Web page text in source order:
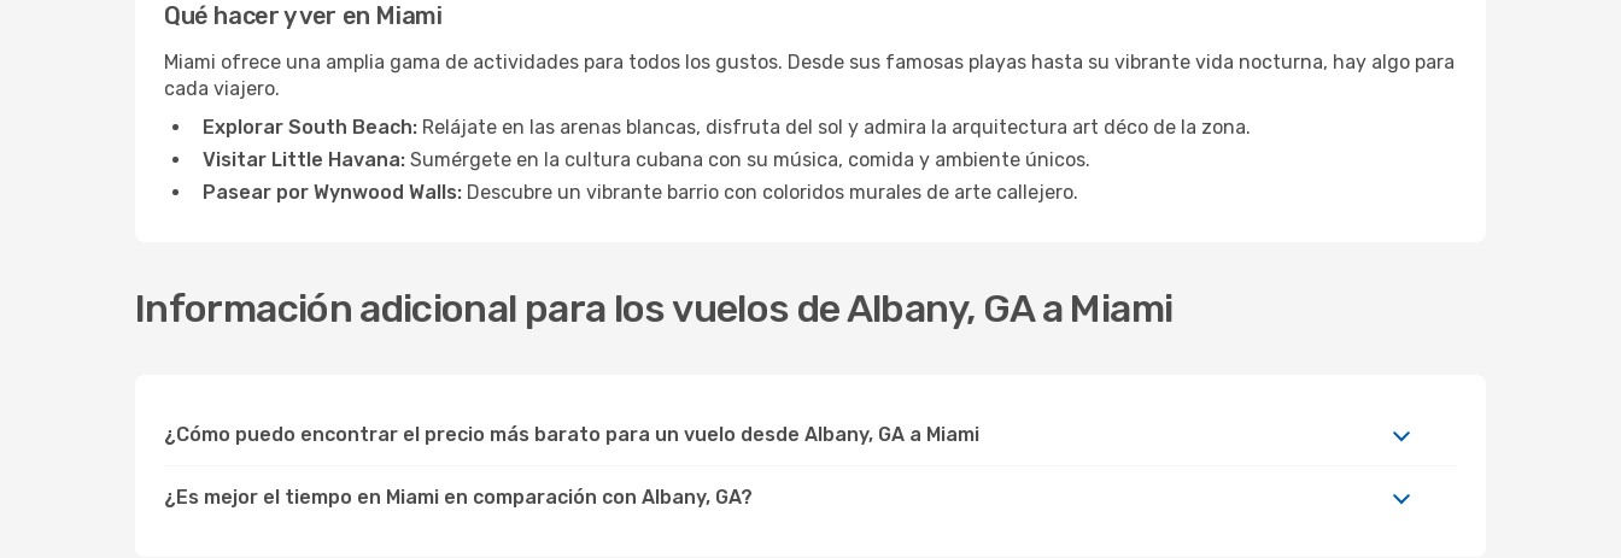
Qué hacer y ver en Miami
Miami ofrece una amplia gama de actividades para todos los gustos. Desde sus famosas playas hasta su vibrante vida nocturna, hay algo para
cada viajero.
Explorar South Beach: Relájate en las arenas blancas, disfruta del sol y admira la arquitectura art déco de la zona.
Visitar Little Havana: Sumérgete en la cultura cubana con su música, comida y ambiente únicos.
Pasear por Wynwood Walls: Descubre un vibrante barrio con coloridos murales de arte callejero.
Información adicional para los vuelos de Albany, GA a Miami
¿Cómo puedo encontrar el precio más barato para un vuelo desde Albany, GA a Miami
¿Es mejor el tiempo en Miami en comparación con Albany, GA?